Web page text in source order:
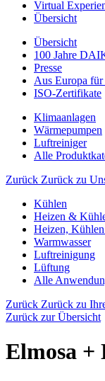
Virtual
Übersicht
Übersicht
100 Jahre
Presse
Aus Europa für
ISO-Zertifikate
Klimaanlagen
Wärmepumpen
Luftreiniger
Alle
Zurück Zurück zu
Kühlen
Heizen &
Heizen,
Warmwasser
Luftreinigung
Lüftung
Alle
Zurück Zurück zu
Zurück zur Übersicht
Elmosa